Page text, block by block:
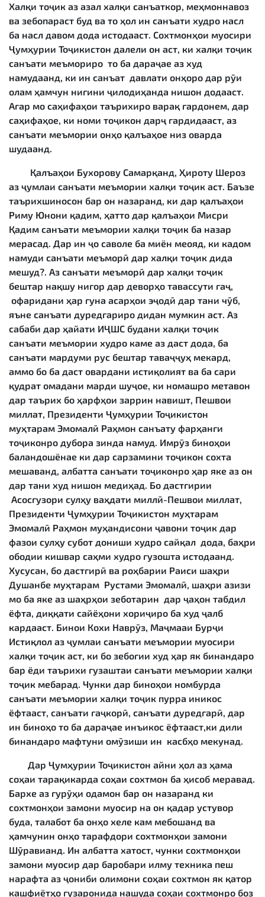
Халқи тоҷик аз азал халқи санъаткор, меҳмоннавоз
ва зебопараст буд ва то ҳол ин санъати худро насл
ба насл давом дода истодааст. Сохтмонҳои муосири
Ҷумҳурии Тоҷикистон далели он аст, ки халқи тоҷик
санъати меъмориро то ба дараҷае аз худ
намудаанд, ки ин санъат давлати онҳоро дар рӯи
олам ҳамчун нигини ҷилодиҳанда нишон додааст.
Агар мо саҳифаҳои таърихиро варақ гардонем, дар
саҳифаҳое, ки номи тоҷикон дарҷ гардидааст, аз
санъати меъмории онҳо қалъаҳое низ оварда
шудаанд.
Қалъаҳои Бухорову Самарқанд, Ҳироту Шероз
аз ҷумлаи санъати меъмории халқи тоҷик аст. Баъзе
таърихшиносон бар он назаранд, ки дар қалъаҳои
Риму Юнони қадим, ҳатто дар қалъаҳои Мисри
Қадим санъати меъмории халқи тоҷик ба назар
мерасад. Дар ин ҷо саволе ба миён меояд, ки кадом
намуди санъати меъморӣ дар халқи тоҷик дида
мешуд?. Аз санъати меъморӣ дар халқи тоҷик
бештар нақшу нигор дар деворҳо тавассути гаҷ,
офаридани ҳар гуна асарҳои эҷодӣ дар тани чӯб,
яъне санъати дуредгариро дидан мумкин аст. Аз
сабаби дар ҳайати ИҶШС будани халқи тоҷик
санъати меъмории худро каме аз даст дода, ба
санъати мардуми рус бештар таваҷҷуҳ мекард,
аммо бо ба даст овардани истиқолият ва ба сари
қудрат омадани марди шуҷое, ки номашро метавон
дар таърих бо ҳарфҳои заррин навишт, Пешвои
миллат, Президенти Ҷумҳурии Тоҷикистон
муҳтарам Эмомалӣ Раҳмон санъату фарҳанги
тоҷиконро дубора зинда намуд. Имрӯз биноҳои
баландошёнае ки дар сарзамини тоҷикон сохта
мешаванд, албатта санъати тоҷиконро ҳар яке аз он
дар тани худ нишон медиҳад. Бо дастгирии
Асосгузори сулҳу ваҳдати миллӣ-Пешвои миллат,
Президенти Ҷумҳурии Тоҷикистон муҳтарам
Эмомалӣ Раҳмон муҳандисони ҷавони тоҷик дар
фазои сулҳу субот дониши худро сайқал дода, баҳри
ободии кишвар саҳми худро гузошта истодаанд.
Хусусан, бо дастгирӣ ва роҳбарии Раиси шаҳри
Душанбе муҳтарам Рустами Эмомалӣ, шаҳри азизи
мо ба яке аз шаҳрҳои зеботарин дар ҷаҳон табдил
ёфта, диққати сайёҳони хориҷиро ба худ ҷалб
кардааст. Бинои Кохи Наврӯз, Маҷмааи Бурҷи
Истиқлол аз ҷумлаи санъати меъмории муосири
халқи тоҷик аст, ки бо зебогии худ ҳар як бинандаро
бар ёди таърихи гузаштаи санъати меъмории халқи
тоҷик мебарад. Чунки дар биноҳои номбурда
санъати меъмории халқи тоҷик пурра иникос
ёфтааст, санъати гаҷкорӣ, санъати дуредгарӣ, дар
ин биноҳо то ба дараҷае инъикос ёфтааст,ки дили
бинандаро мафтуни омӯзиши ин касбҳо мекунад.
Дар Ҷумҳурии Тоҷикистон айни ҳол аз ҳама
соҳаи тарақикарда соҳаи сохтмон ба ҳисоб меравад.
Бархе аз гурӯҳи одамон бар он назаранд ки
сохтмонҳои замони муосир на он қадар устувор
буда, талабот ба онҳо хеле кам мебошанд ва
ҳамчунин онҳо тарафдори сохтмонҳои замони
Шӯравианд. Ин албатта хатост, чунки сохтмонҳои
замони муосир дар баробари илму техника пеш
нарафта аз ҷониби олимони соҳаи сохтмон як қатор
кашфиётҳо гузаронида нашуда соҳаи сохтмонро боз